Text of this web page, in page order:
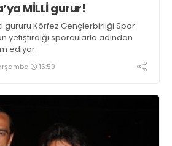
MİLLİ gurur!
gururu Körfez Gençlerbirliği Spor
yetiştirdiği sporcularla adından
ediyor.
15:59